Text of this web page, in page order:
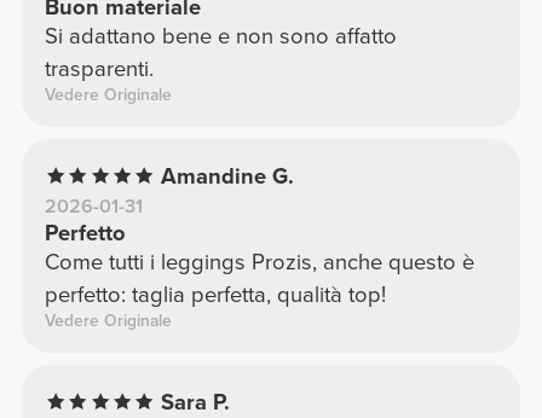
Buon materiale
Si adattano bene e non sono affatto
trasparenti.
Vedere Originale
Amandine G.
2026-01-31
Perfetto
Come tutti i leggings Prozis, anche questo è
perfetto: taglia perfetta, qualità top!
Vedere Originale
Sara P.